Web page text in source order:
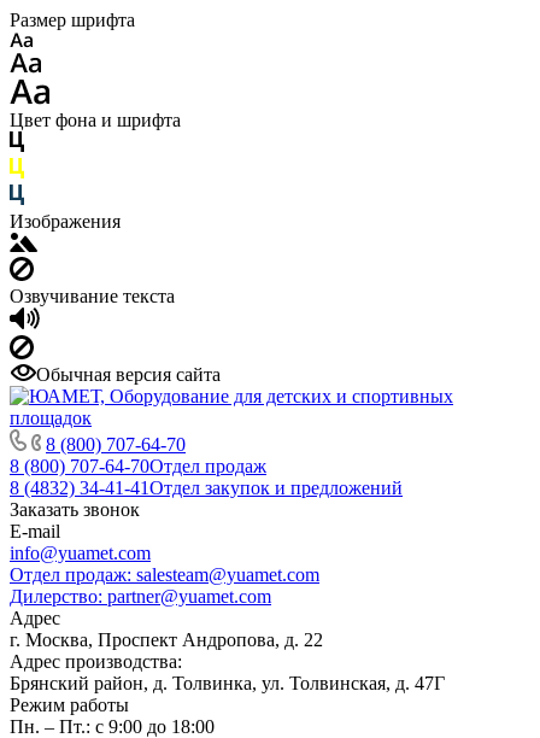
Размер шрифта
Цвет фона и шрифта
Изображения
Озвучивание текста
Обычная версия сайта
8 (800) 707-64-70
8 (800) 707-64-70Отдел продаж
8 (4832) 34-41-41Отдел закупок и предложений
Заказать звонок
E-mail
info@yuamet.com
Отдел продаж: salesteam@yuamet.com
Дилерство: partner@yuamet.com
Адрес
г. Москва, Проспект Андропова, д. 22
Адрес производства:
Брянский район, д. Толвинка, ул. Толвинская, д. 47Г
Режим работы
Пн. – Пт.: с 9:00 до 18:00